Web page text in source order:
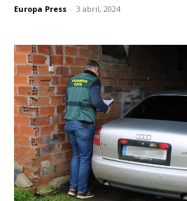
Europa Press - 3 abril, 2024